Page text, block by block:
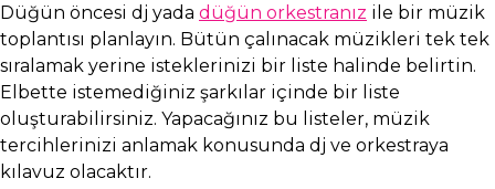
Düğün öncesi dj yada düğün orkestranız ile bir müzik
toplantısı planlayın. Bütün çalınacak müzikleri tek tek
sıralamak yerine isteklerinizi bir liste halinde belirtin.
Elbette istemediğiniz şarkılar içinde bir liste
oluşturabilirsiniz. Yapacağınız bu listeler, müzik
tercihlerinizi anlamak konusunda dj ve orkestraya
kılavuz olacaktır.